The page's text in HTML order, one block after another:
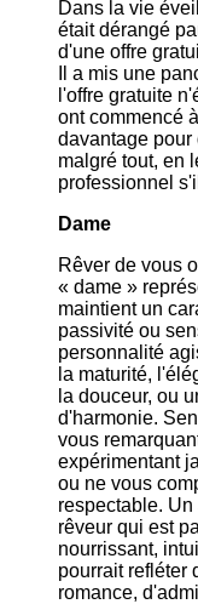
Dans la vie
était dérangé
d'une offre
Il a mis une
l'offre gratuite
ont commencé
davantage
malgré tout, en
professionnel
Dame
Rêver de vous
« dame »
maintient un
passivité ou
personnalité
la maturité,
la douceur, ou
d'harmonie.
vous
expérimentant
ou ne vous
respectable.
rêveur qui est
nourrissant,
pourrait refléter
romance,